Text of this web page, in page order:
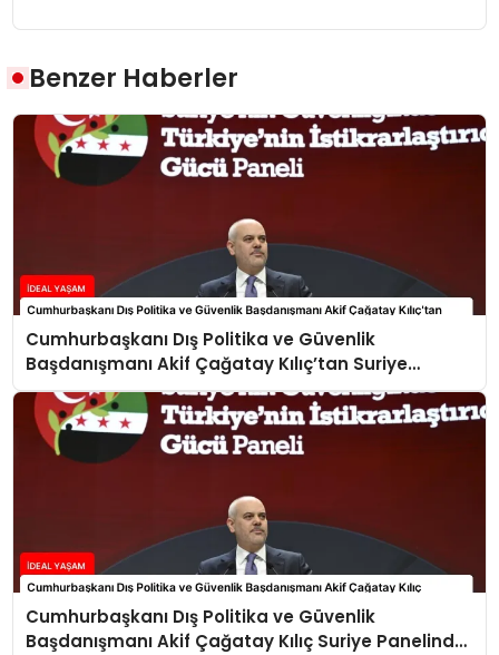
Benzer Haberler
Cumhurbaşkanı Dış Politika ve Güvenlik
Başdanışmanı Akif Çağatay Kılıç’tan Suriye
Panelinde Önemli Açıklamalar
Cumhurbaşkanı Dış Politika ve Güvenlik
Başdanışmanı Akif Çağatay Kılıç Suriye Panelinde